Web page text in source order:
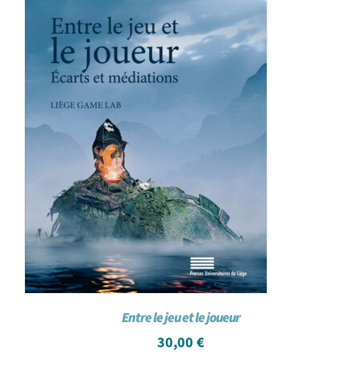
Entre le jeu et le joueur
30,00 €